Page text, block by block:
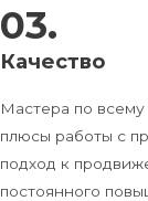
03.
Качество
Мастера по
плюсы работы c
подход к
постоянного